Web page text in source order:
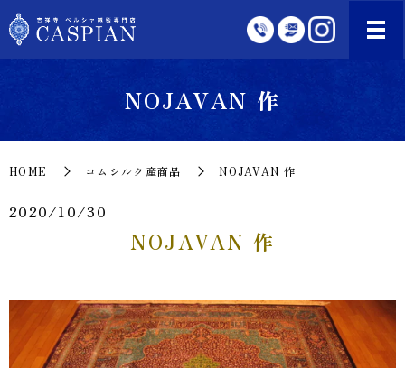
NOJAVAN 作
HOME コムシルク産商品 NOJAVAN 作
2020/10/30
NOJAVAN 作